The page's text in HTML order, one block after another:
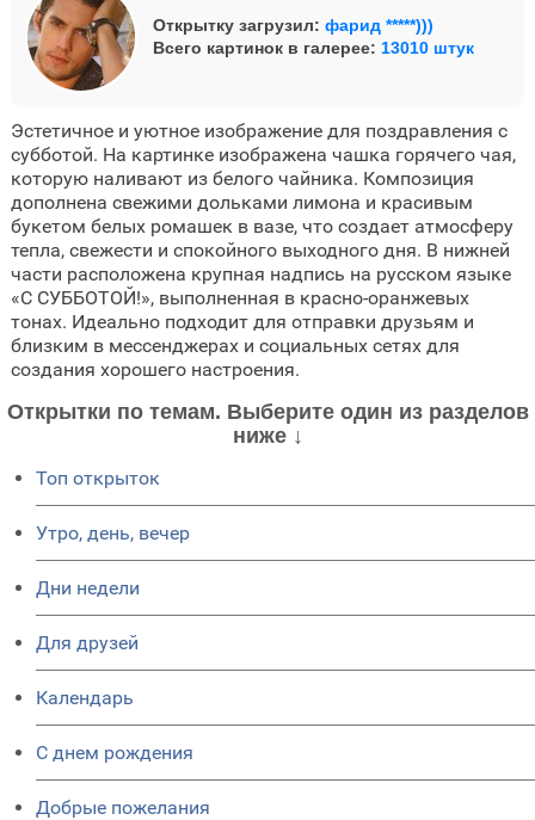
Открытку загрузил: фарид *****)))
Всего картинок в галерее: 13010 штук
Эстетичное и уютное изображение для поздравления с
субботой. На картинке изображена чашка горячего чая,
которую наливают из белого чайника. Композиция
дополнена свежими дольками лимона и красивым
букетом белых ромашек в вазе, что создает атмосферу
тепла, свежести и спокойного выходного дня. В нижней
части расположена крупная надпись на русском языке
«С СУББОТОЙ!», выполненная в красно-оранжевых
тонах. Идеально подходит для отправки друзьям и
близким в мессенджерах и социальных сетях для
создания хорошего настроения.
Открытки по темам. Выберите один из разделов
ниже ↓
Топ открыток
Утро, день, вечер
Дни недели
Для друзей
Календарь
C днем рождения
Добрые пожелания